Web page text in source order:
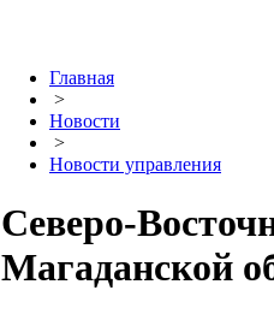
Главная
>
Новости
>
Новости управления
Северо-
Магаданской